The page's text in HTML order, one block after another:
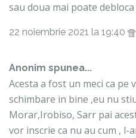
sau doua mai poate debloca
22 noiembrie 2021 la 19:40
Anonim spunea...
Acesta a fost un meci ca pe
schimbare in bine ,eu nu
Morar,Irobiso, Sarr pai
vor inscrie ca nu au cum ,